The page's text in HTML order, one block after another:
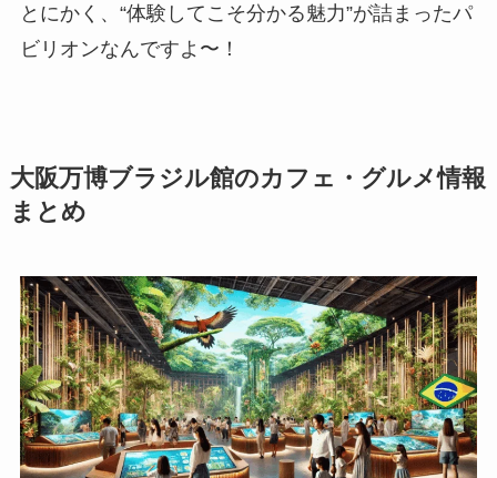
とにかく、“体験してこそ分かる魅力”が詰まったパ
ビリオンなんですよ〜！
大阪万博ブラジル館のカフェ・グルメ情報
まとめ